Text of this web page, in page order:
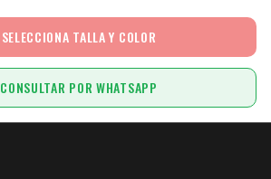
SELECCIONA TALLA Y COLOR
CONSULTAR POR WHATSAPP